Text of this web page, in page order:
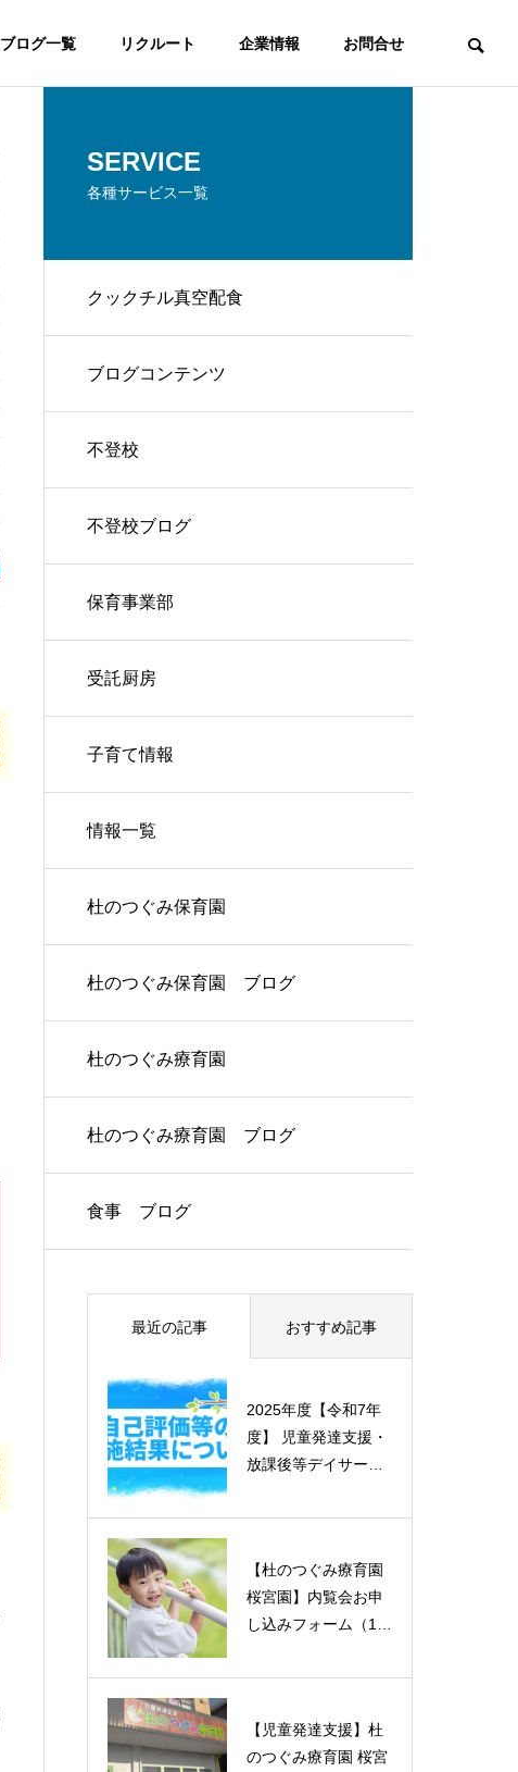
ブログ一覧 リクルート 企業情報 お問合せ
SERVICE
各種サービス一覧
クックチル真空配食
ブログコンテンツ
不登校
不登校ブログ
保育事業部
受託厨房
子育て情報
情報一覧
杜のつぐみ保育園
杜のつぐみ保育園 ブログ
杜のつぐみ療育園
杜のつぐみ療育園 ブログ
食事 ブログ
最近の記事 おすすめ記事
2025年度【令和7年
度】 児童発達支援・
放課後等デイサービ
施結果【2026年3月
【杜のつぐみ療育園
桜宮園】内覧会お申
し込みフォーム（1/3
【児童発達支援】杜
のつぐみ療育園 桜宮
2025年度【令和7年
度】 児童発達支援・
放課後等デイサービ
施結果【2026年3月
【杜のつぐみ療育園
桜宮園】内覧会お申
し込みフォーム（1/3
【児童発達支援】杜
のつぐみ療育園 桜宮